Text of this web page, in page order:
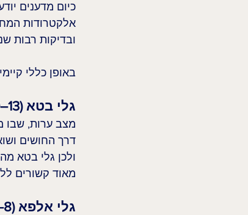
אלקטרודות
ובדיקות רבות
באופן כללי
גלי בטא (13–50 הרץ)
מצב ערות, שבו
דרך החושים
ולכן גלי בטא
מאוד קשורים
גלי אלפא (8–13 הרץ)